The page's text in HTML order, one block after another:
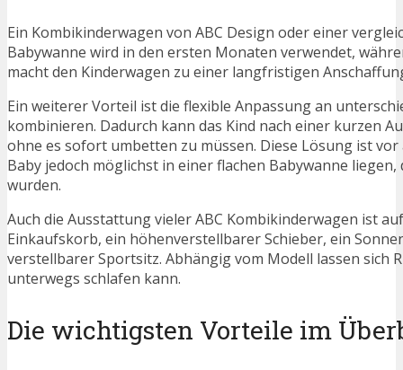
Ein Kombikinderwagen von ABC Design oder einer
Babywanne wird in den ersten Monaten verwendet,
macht den Kinderwagen zu einer langfristigen
Ein weiterer Vorteil ist die flexible Anpassung an
kombinieren. Dadurch kann das Kind nach einer kurzen
ohne es sofort umbetten zu müssen. Diese Lösung ist
Baby jedoch möglichst in einer flachen Babywanne
wurden.
Auch die Ausstattung vieler ABC Kombikinderwagen ist
Einkaufskorb, ein höhenverstellbarer Schieber, ein
verstellbarer Sportsitz. Abhängig vom Modell lassen sich
unterwegs schlafen kann.
Die wichtigsten Vorteile im